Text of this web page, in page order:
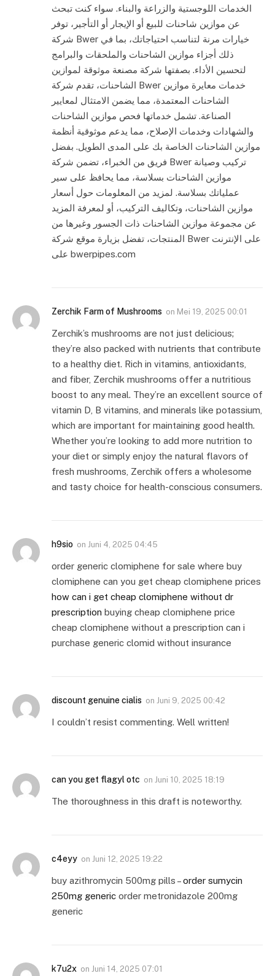
الخدمات اللوجستية والزراعة والبناء. سواء كنت تبحث
عن موازين شاحنات للبيع أو الإيجار أو التأجير، توفر
شركة Bwer خيارات مرنة لتناسب احتياجاتك، بما في
ذلك أجزاء موازين الشاحنات والملحقات والبرامج
لتحسين الأداء. بصفتها شركة مصنعة موثوقة لموازين
الشاحنات، تقدم شركة Bwer خدمات معايرة موازين
الشاحنات المعتمدة، مما يضمن الامتثال لمعايير
الصناعة. تشمل خدماتها فحص موازين الشاحنات
والشهادات وخدمات الإصلاح، مما يدعم موثوقية أنظمة
موازين الشاحنات الخاصة بك على المدى الطويل. بفضل
فريق من الخبراء، تضمن شركة Bwer تركيب وصيانة
موازين الشاحنات بسلاسة، مما يحافظ على سير
عملياتك بسلاسة. لمزيد من المعلومات حول أسعار
موازين الشاحنات، وتكاليف التركيب، أو لمعرفة المزيد
عن مجموعة موازين الشاحنات ذات الجسور وغيرها من
المنتجات، تفضل بزيارة موقع شركة Bwer على الإنترنت
على bwerpipes.com
Zerchik Farm of Mushrooms on Mei 19, 2025 00:01
Zerchik’s mushrooms are not just delicious;
they’re also packed with nutrients that contribute
to a healthy diet. Rich in vitamins, antioxidants,
and fiber, Zerchik mushrooms offer a nutritious
boost to any meal. They’re an excellent source of
vitamin D, B vitamins, and minerals like potassium,
which are important for maintaining good health.
Whether you’re looking to add more nutrition to
your diet or simply enjoy the natural flavors of
fresh mushrooms, Zerchik offers a wholesome
and tasty choice for health-conscious consumers.
h9sio on Juni 4, 2025 04:45
order generic clomiphene for sale where buy
clomiphene can you get cheap clomiphene prices
how can i get cheap clomiphene without dr
prescription buying cheap clomiphene price
cheap clomiphene without a prescription can i
purchase generic clomid without insurance
discount genuine cialis on Juni 9, 2025 00:42
I couldn’t resist commenting. Well written!
can you get flagyl otc on Juni 10, 2025 18:19
The thoroughness in this draft is noteworthy.
c4eyy on Juni 12, 2025 19:22
buy azithromycin 500mg pills –order sumycin
250mg generic order metronidazole 200mg
generic
k7u2x on Juni 14, 2025 07:01